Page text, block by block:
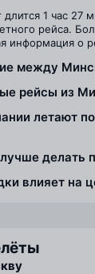
1 час 27
рейса.
информация о
между
рейсы из
летают
делать
влияет на